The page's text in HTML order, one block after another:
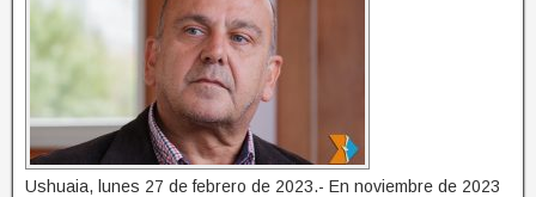
Ushuaia, lunes 27 de febrero de 2023.- En noviembre de 2023